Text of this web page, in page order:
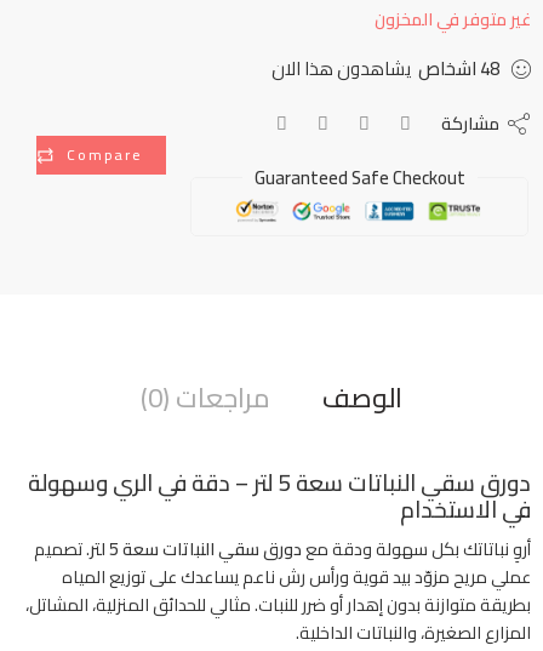
غير متوفر في المخزون
48اشخاص يشاهدون هذا الان
Compare
مشاركة
Guaranteed Safe Checkout
الوصف مراجعات (0)
دورق سقي النباتات سعة 5 لتر – دقة في الري وسهولة
في الاستخدام
أروِ نباتاتك بكل سهولة ودقة معدورق سقي النباتات سعة 5 لتر
. تصميم
عملي مريح مزوّد بيد قوية ورأس رش ناعم يساعدك على توزيع المياه
بطريقة متوازنة بدون إهدار أو ضرر للنبات. مثالي للحدائق المنزلية، المشاتل،
المزارع الصغيرة، والنباتات الداخلية.